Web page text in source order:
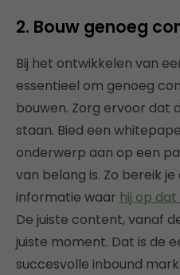
2. Bouw genoeg
Bij het ontwikkelen van
essentieel om genoeg
bouwen. Zorg ervoor dat
staan. Bied een
onderwerp aan op een
van belang is. Zo bereik
informatie waar hij op
De juiste content, vanaf
juiste moment. Dat is de
succesvolle inbound